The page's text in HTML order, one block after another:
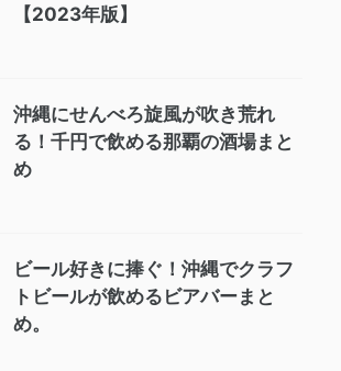
【2023年版】
沖縄にせんべろ旋風が吹き荒れ
る！千円で飲める那覇の酒場まと
め
ビール好きに捧ぐ！沖縄でクラフ
トビールが飲めるビアバーまと
め。